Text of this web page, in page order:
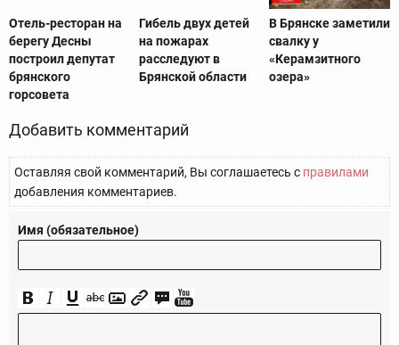
Отель-ресторан на
берегу Десны
построил депутат
брянского
горсовета
Гибель двух детей
на пожарах
расследуют в
Брянской области
В Брянске заметили
свалку у
«Керамзитного
озера»
Добавить комментарий
Оставляя свой комментарий, Вы соглашаетесь с правилами
добавления комментариев.
Имя (обязательное)